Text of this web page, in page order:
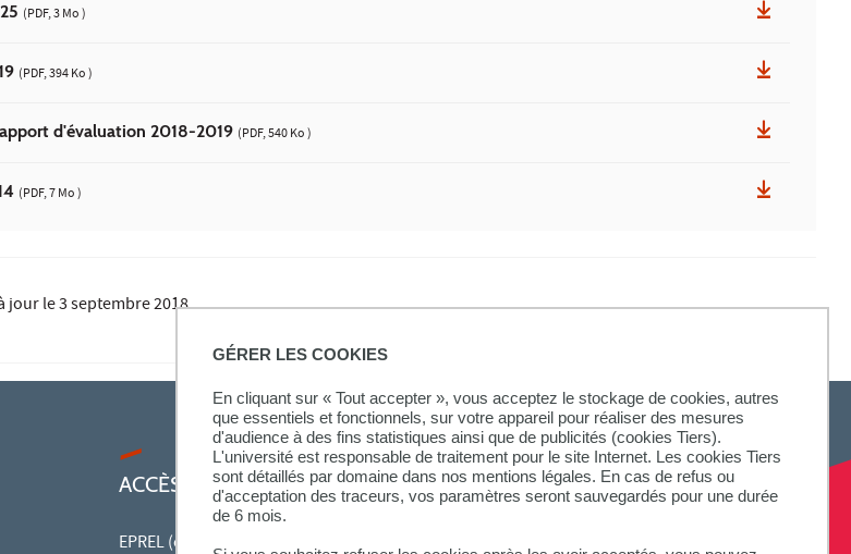
GÉRER LES COOKIES
En cliquant sur « Tout accepter », vous acceptez le stockage de cookies, autres
que essentiels et fonctionnels, sur votre appareil pour réaliser des mesures
d'audience à des fins statistiques ainsi que de publicités (cookies Tiers).
L'université est responsable de traitement pour le site Internet. Les cookies Tiers
sont détaillés par domaine dans nos mentions légales. En cas de refus ou
d'acceptation des traceurs, vos paramètres seront sauvegardés pour une durée
de 6 mois.
(PDF, 3 Mo )
(PDF, 394 Ko )
d'évaluation 2018-2019 (PDF, 540 Ko )
(PDF, 7 Mo )
jour le3 septembre 2018
ACCÈS RAPIDES
EPREL (cours en ligne)